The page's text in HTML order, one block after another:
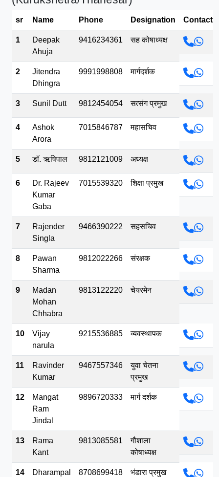
sr Name Phone Designation Contact
1
Deepak
Ahuja
9416234361 सह कोषाध्यक्ष
2
Jitendra
Dhingra
9991998808 मार्गदर्शक
3 Sunil Dutt 9812454054 सत्संग प्रमुख
4
Ashok
Arora
7015846787 महासचिव
5 डॉ. ऋषिपाल 9812121009 अध्यक्ष
6
Dr. Rajeev
Kumar
Gaba
7015539320 शिक्षा प्रमुख
7
Rajender
Singla
9466390222 सहसचिव
8
Pawan
Sharma
9812022266 संरक्षक
9
Madan
Mohan
Chhabra
9813122220 चेयरमेन
10
Vijay
narula
9215536885 व्यवस्थापक
11
Ravinder
Kumar
9467557346
युवा चेतना
प्रमुख
12
Mangat
Ram
Jindal
9896720333 मार्ग दर्शक
13
Rama
Kant
9813085581
गौशाला
कोषाध्यक्ष
14
Dharampal
8708699418 भंडारा प्रमुख